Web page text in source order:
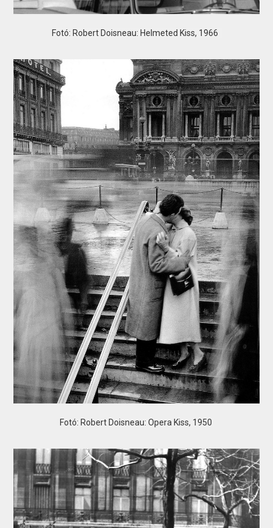
Fotó: Robert Doisneau: Helmeted Kiss, 1966
Fotó: Robert Doisneau: Opera Kiss, 1950